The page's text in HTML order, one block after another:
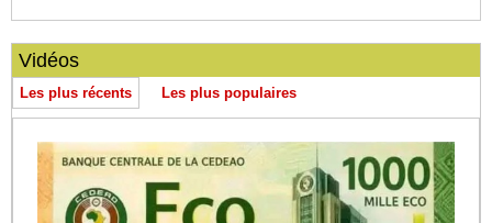
Vidéos
Les plus récents Les plus populaires